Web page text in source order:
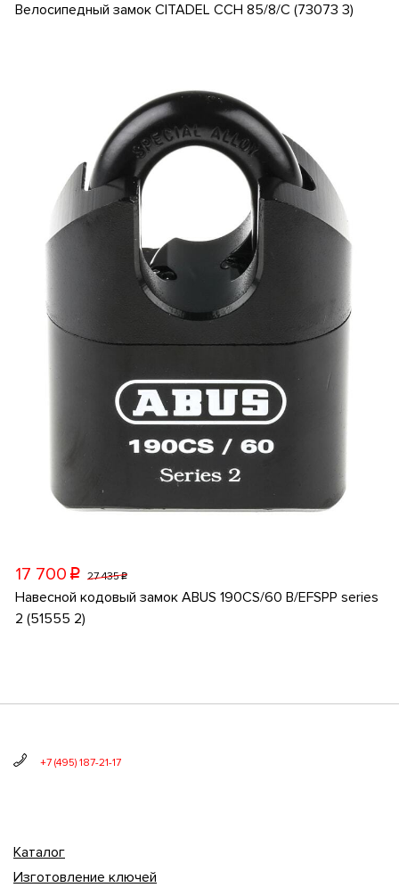
Велосипедный замок CITADEL CCH 85/8/C (73073 3)
17 700 p 27 435p
Навесной кодовый замок ABUS 190CS/60 B/EFSPP series
2 (51555 2)
+7 (495) 187-21-17
Каталог
Изготовление ключей